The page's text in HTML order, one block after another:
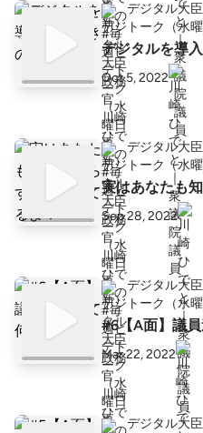
デジタル大
トーク（水
デジタルを導
Oct 5, 2022
デジタル大
トーク（水
実はあなたも
Sep 28, 2022
デジタル大
トーク（水
#6【A面】議
Mar 22, 2022
デジタル大